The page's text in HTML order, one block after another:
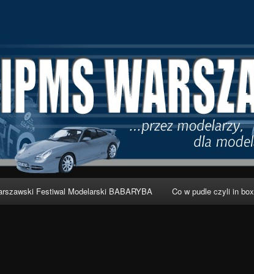
Festiwal Modelarski BABARYBA Co w pudle czyli in box